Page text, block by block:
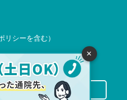
シーを含む）
方針
載希望の先生方へ
×